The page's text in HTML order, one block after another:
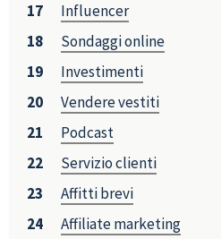
Influencer
Sondaggi online
Investimenti
Vendere vestiti
Podcast
Servizio clienti
Affitti brevi
Affiliate marketing